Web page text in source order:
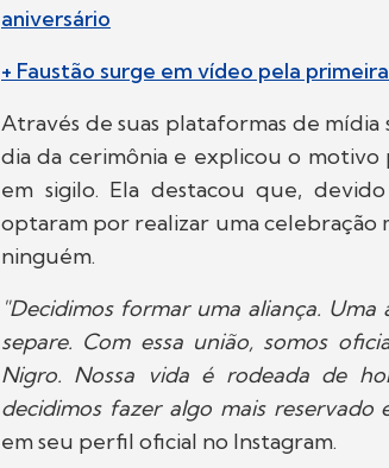
aniversário
+ Faustão surge em vídeo pela
Através de suas plataformas de
dia da cerimônia e explicou o motivo
em sigilo. Ela destacou que,
optaram por realizar uma celebração
ninguém.
"Decidimos formar uma aliança.
separe. Com essa união, somos
Nigro. Nossa vida é rodeada de
decidimos fazer algo mais reservado
em seu perfil oficial no Instagram.